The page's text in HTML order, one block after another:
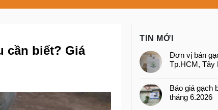
cần biết? Giá
TIN MỚI
Đơn vị bán
Tp.HCM, Tây
Báo giá gạch
tháng 6.2026